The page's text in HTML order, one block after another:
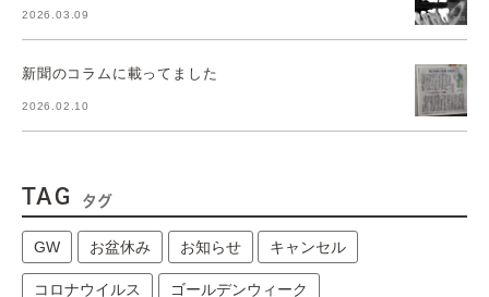
2026.03.09
新聞のコラムに載ってました
2026.02.10
TAG タグ
GW お盆休み お知らせ キャンセル
コロナウイルス ゴールデンウィーク